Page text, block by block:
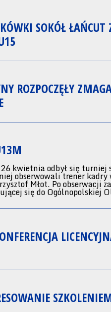
SOKÓŁ
ROZPOCZĘŁY
kwietnia odbył się turniej
obserwowali trener
Młot. Po obserwacji
się do Ogólnopolskiej